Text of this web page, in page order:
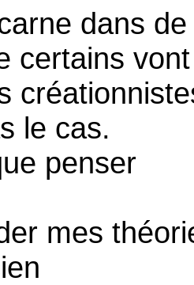
dans
certains
le cas.
penser
mes